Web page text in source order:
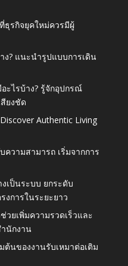
ธุรกิจยุคใหม่ควรมีผู้
ง? แนะนำรูปแบบการเดิน
ะไรบ้าง? รู้จักอุปกรณ์
ยงชัด
Authentic Living
วามสามารถ เริ่มจากการ
เป็นระบบ ยกระดับ
การในระยะยาว
ยเพิ่มความรวดเร็วและ
ำนักงาน
ต้นของงานรับเหมาต่อเติม